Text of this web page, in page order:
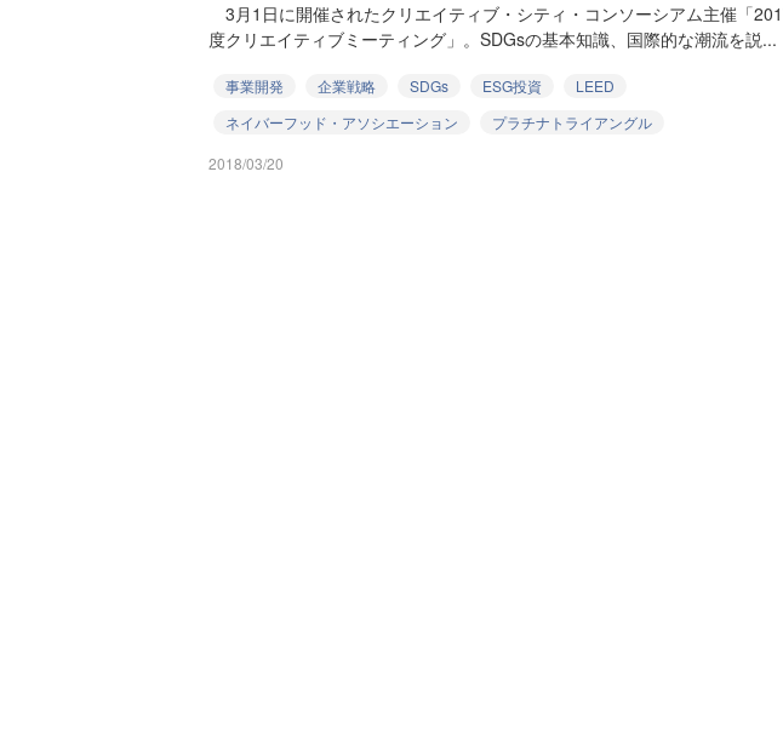
3月1日に開催されたクリエイティブ・シティ・コンソーシアム主催「
度クリエイティブミーティング」。SDGsの基本知識、国際的な潮流を説...
事業開発 企業戦略 SDGs ESG投資
LEED
ネイバーフッド・アソシエーション
プラチナトライアングル
2018/03/20